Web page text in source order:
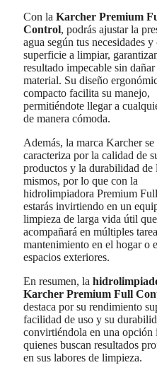
Con la Karcher Premium
Control, podrás ajustar la
agua según tus necesidades
superficie a limpiar,
resultado impecable sin dañar
material. Su diseño
compacto facilita su manejo,
permitiéndote llegar a
de manera cómoda.
Además, la marca Karcher se
caracteriza por la calidad de
productos y la durabilidad de
mismos, por lo que con la
hidrolimpiadora Premium
estarás invirtiendo en un
limpieza de larga vida útil
acompañará en múltiples
mantenimiento en el hogar o
espacios exteriores.
En resumen, la
Karcher Premium Full
destaca por su rendimiento
facilidad de uso y su
convirtiéndola en una opción
quienes buscan resultados
en sus labores de limpieza.